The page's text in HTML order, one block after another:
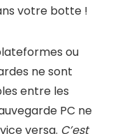
votre botte !
ou
ne sont
entre les
PC ne
versa. C’est